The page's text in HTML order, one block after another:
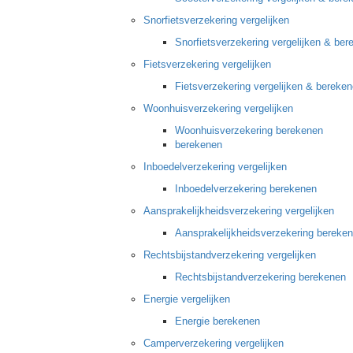
Snorfietsverzekering vergelijken
Snorfietsverzekering vergelijken &
Fietsverzekering vergelijken
Fietsverzekering vergelijken &
Woonhuisverzekering vergelijken
Woonhuisverzekering berekenen
berekenen
Inboedelverzekering vergelijken
Inboedelverzekering berekenen
Aansprakelijkheidsverzekering vergelijken
Aansprakelijkheidsverzekering
Rechtsbijstandverzekering vergelijken
Rechtsbijstandverzekering berekenen
Energie vergelijken
Energie berekenen
Camperverzekering vergelijken